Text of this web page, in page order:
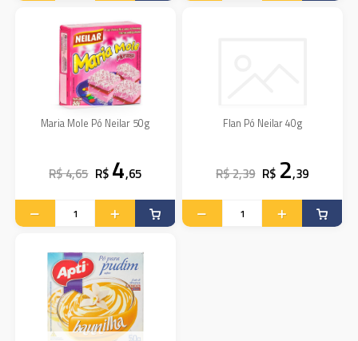
Maria Mole Pó Neilar 50g
R$ 4,65 R$ 4,65
Flan Pó Neilar 40g
R$ 2,39 R$ 2,39